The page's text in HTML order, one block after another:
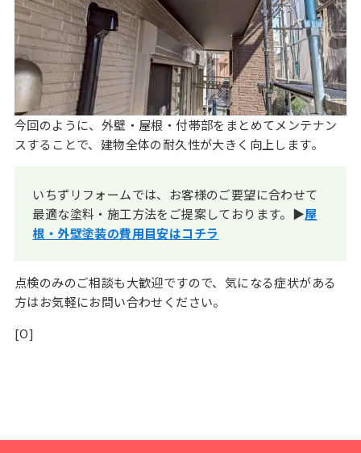
今回のように、外壁・屋根・付帯部をまとめてメンテナン
スすることで、建物全体の耐久性が大きく向上します。
いちずリフォームでは、お客様のご要望に合わせて
最適な塗料・施工方法をご提案しております。▶屋
根・外壁塗装の費用目安はコチラ
点検のみのご相談も大歓迎ですので、気になる症状がある
方はお気軽にお問い合わせください。
[O]